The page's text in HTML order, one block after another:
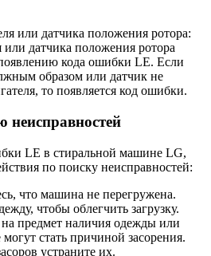
или датчика положения ротора:
или датчика положения ротора
кода ошибки LE. Если
образом или датчик не
то появляется код ошибки.
LE в стиральной машине LG,
по поиску неисправностей:
что машина не перегружена.
чтобы облегчить загрузку.
предмет наличия одежды или
стать причиной засорения.
устраните их.